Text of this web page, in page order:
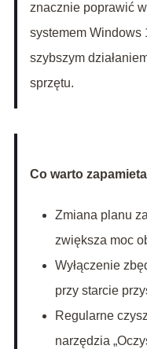
znacznie poprawić
systemem Windows
szybszym
sprzętu.
Co warto
Zmiana planu
zwiększa moc
Wyłączenie
przy starcie
Regularne
narzędzia